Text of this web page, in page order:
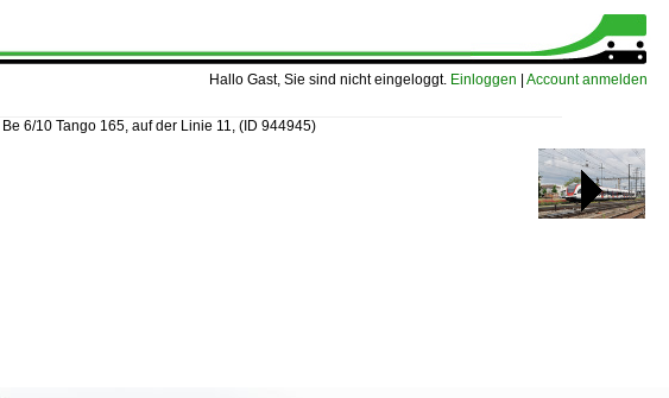
Hallo Gast, Sie sind nicht eingeloggt. Einloggen Account anmelden
Be 6/10 Tango 165, auf der Linie 11, (ID 944945)